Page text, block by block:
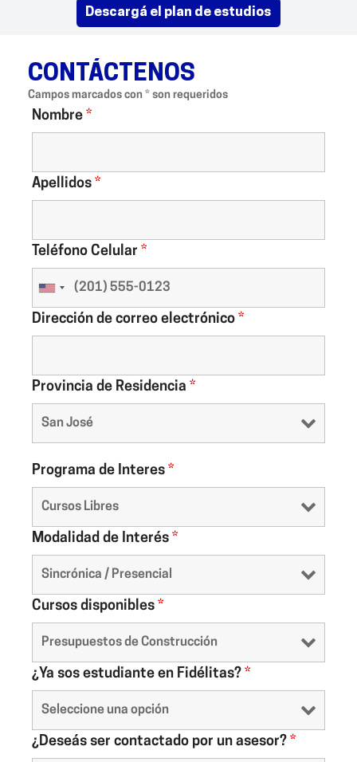
descargá el plan de estudios
CONTÁCTENOS
Campos marcados con * son requeridos
Nombre *
Apellidos *
Teléfono Celular *
Dirección de correo electrónico *
Provincia de Residencia *
Programa de Interes *
Modalidad de Interés *
Cursos disponibles *
¿Ya sos estudiante en Fidélitas? *
¿Deseás ser contactado por un asesor? *